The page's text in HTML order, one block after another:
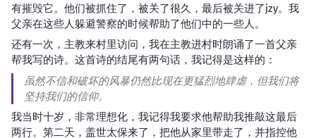
有摧毁它。他们被抓住了，被关了很久，最后被关进了jzy。我
父亲在这些人躲避警察的时候帮助了他们中的一些人。
还有一次，主教来村里访问，我在主教进村时朗诵了一首父亲
帮我写的诗。这首诗的结尾有两句话，我记得是这样的：
虽然不信和破坏的风暴仍然比现在更猛烈地肆虐，但我们将
坚持我们的信仰。
我当时十岁，非常理想化，我记得我要求他帮助我推敲这最后
两行。第二天，盖世太保来了，把他从家里带走了，并指控他